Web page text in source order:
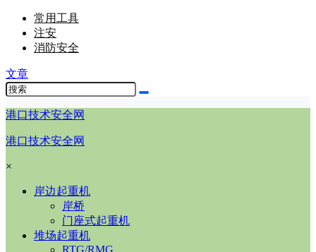
常用工具
注安
消防安全
文章
港口技术安全网
港口技术安全网
×
岸边起重机
岸桥
门座式起重机
堆场起重机
RTG/RMG